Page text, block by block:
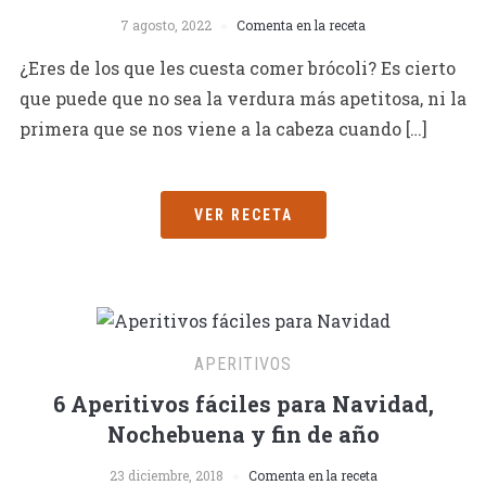
7 agosto, 2022 Comenta en la receta
¿Eres de los que les cuesta comer brócoli? Es cierto
que puede que no sea la verdura más apetitosa, ni la
primera que se nos viene a la cabeza cuando […]
VER RECETA
APERITIVOS
6 Aperitivos fáciles para Navidad,
Nochebuena y fin de año
23 diciembre, 2018 Comenta en la receta